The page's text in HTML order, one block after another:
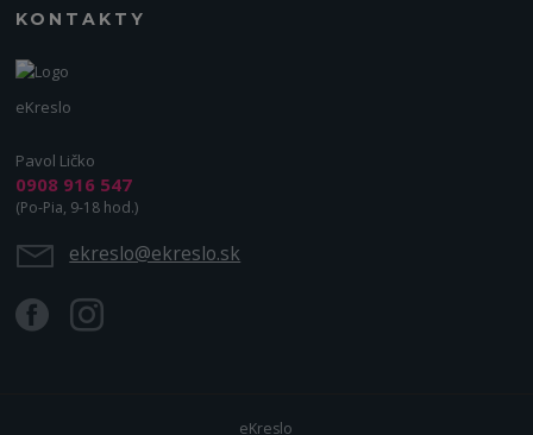
KONTAKTY
eKreslo
Pavol Ličko
0908 916 547
(Po-Pia, 9-18 hod.)
ekreslo@ekreslo.sk
eKreslo